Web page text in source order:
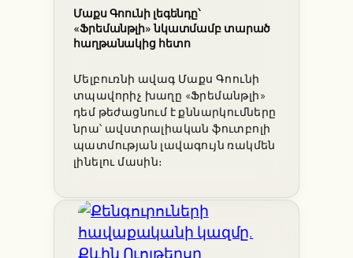
Մաքս Գոունի լեգենդը՝
«Ֆրեմանթլի» նկատմամբ տարած
հաղթանակից հետո
Մելբուռնի ավագ Մաքս Գոունի
տպավորիչ խաղը «Ֆրեմանթլի»
դեմ թեժացնում է քննարկումները
նրա՝ ավստրալիական ֆուտբոլի
պատմության լավագույն ռակմեն
լինելու մասին։